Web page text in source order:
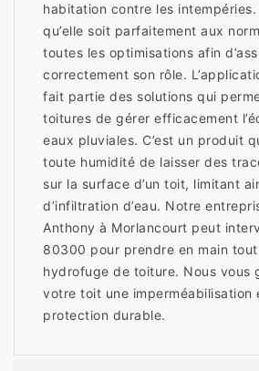
habitation contre les
qu’elle soit parfaitement aux
toutes les optimisations afin
correctement son rôle.
fait partie des solutions qui
toitures de gérer efficacement
eaux pluviales. C’est un produit
toute humidité de laisser des
sur la surface d’un toit, limitant
d’infiltration d’eau. Notre
Anthony à Morlancourt peut
80300 pour prendre en main
hydrofuge de toiture. Nous vous
votre toit une imperméabilisation
protection durable.